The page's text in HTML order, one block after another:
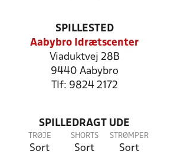
SPILLESTED
Aabybro Idrætscenter
Viaduktvej 28B
9440 Aabybro
Tlf: 9824 2172
SPILLEDRAGT UDE
TRØJE
Sort
SHORTS
Sort
STRØMPER
Sort